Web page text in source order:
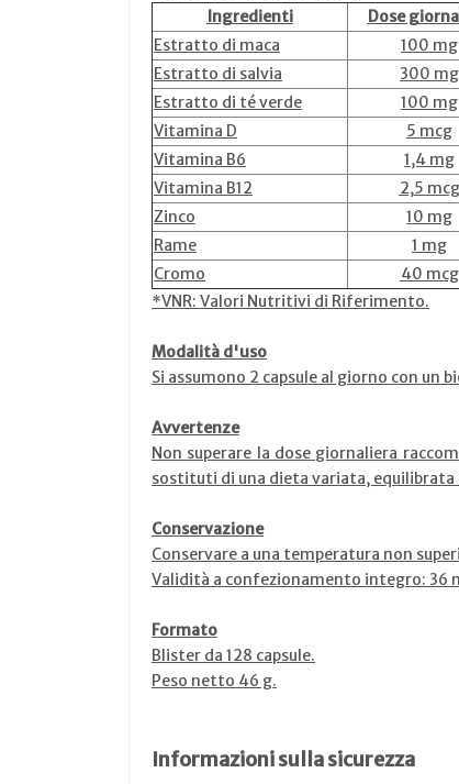
Ingredienti
Dose
Estratto di maca
100 mg
Estratto di salvia
300 mg
Estratto di té verde
100 mg
Vitamina D
5 mcg
Vitamina B6
1,4 mg
Vitamina B12
2,5 mcg
Zinco
10 mg
Rame
1 mg
Cromo
40 mcg
*VNR: Valori Nutritivi di Riferimento.
Modalità d'uso
Si assumono 2 capsule al giorno con un
Avvertenze
Non superare la dose giornaliera
sostituti di una dieta variata, equilibrata
Conservazione
Conservare a una temperatura non
Validità a confezionamento integro: 36
Formato
Blister da 128 capsule.
Peso netto 46 g.
Informazioni sulla sicurezza